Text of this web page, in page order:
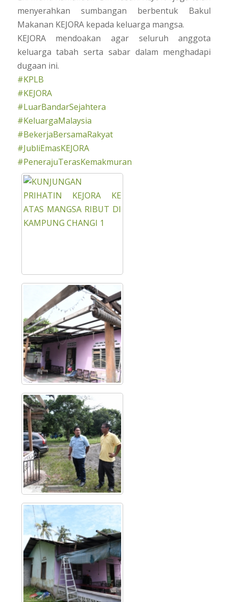
menyerahkan sumbangan berbentuk Bakul
Makanan KEJORA kepada keluarga mangsa.
KEJORA mendoakan agar seluruh anggota
keluarga tabah serta sabar dalam menghadapi
dugaan ini.
#KPLB
#KEJORA
#LuarBandarSejahtera
#KeluargaMalaysia
#BekerjaBersamaRakyat
#JubliEmasKEJORA
#PenerajuTerasKemakmuran